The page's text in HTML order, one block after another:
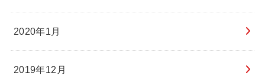
2020年1月
2019年12月